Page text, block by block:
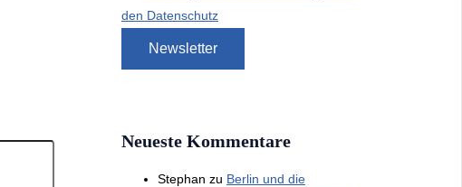
den Datenschutz
Neueste Kommentare
Stephan zu Berlin und die